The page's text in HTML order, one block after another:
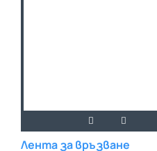
Лента за връзване